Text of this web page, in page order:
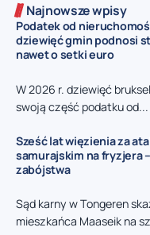
Najnowsze wpisy
Podatek od
dziewięć gmin podnosi
nawet o setki euro
W 2026 r. dziewięć
swoją część podatku od...
Sześć lat więzienia za
samurajskim na fryzjera
zabójstwa
Sąd karny w Tongeren
mieszkańca Maaseik na